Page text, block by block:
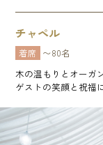
チャペル
着席 〜80名
木の温もりとオーガ
ゲストの笑顔と祝福